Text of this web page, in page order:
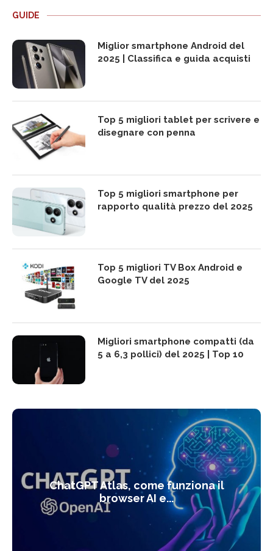
GUIDE
Miglior smartphone Android del
2025 | Classifica e guida acquisti
Top 5 migliori tablet per scrivere e
disegnare con penna
Top 5 migliori smartphone per
rapporto qualità prezzo del 2025
Top 5 migliori TV Box Android e
Google TV del 2025
Migliori smartphone compatti (da
5 a 6,3 pollici) del 2025 | Top 10
ChatGPT Atlas, come funziona il
browser AI e...